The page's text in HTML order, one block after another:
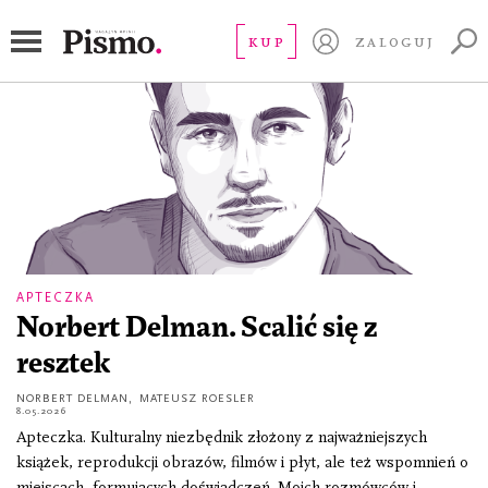
KUP ZALOGUJ
Artystyczna Podróż Hestii
APTECZKA
Norbert Delman. Scalić się z
resztek
NORBERT DELMAN MATEUSZ ROESLER
8.05.2026
Apteczka. Kulturalny niezbędnik złożony z najważniejszych
książek, reprodukcji obrazów, filmów i płyt, ale też wspomnień o